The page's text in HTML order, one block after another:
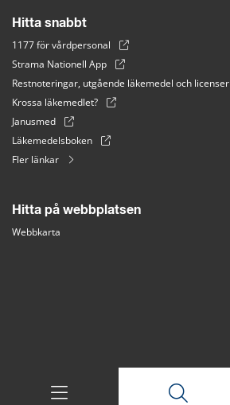
Hitta snabbt
1177 för vårdpersonal
Strama Nationell App
Restnoteringar, utgående läkemedel och licenser
Krossa läkemedlet?
Janusmed
Läkemedelsboken
Fler länkar
Hitta på webbplatsen
Webbkarta